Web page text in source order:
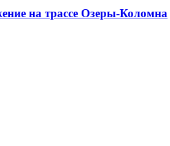
на трассе Озеры-Коломна